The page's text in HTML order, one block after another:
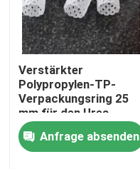
Zu Hause
Produkte
Verstärkter
Polypropylen-TP-
Verpackungsring 25
mm für den Urea-
Prilling-Turm
Anfrage absenden